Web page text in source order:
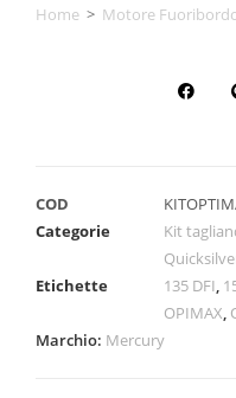
Home > Motore
COD
Categorie
Kit
Etichette
135 DFI,
OPIMAX,
Marchio: Mercury